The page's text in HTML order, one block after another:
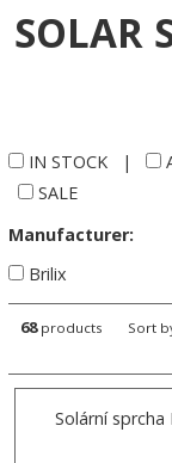
SOLAR
IN STOCK |
SALE
Manufacturer:
Brilix
68 products Sort
Solární sprcha